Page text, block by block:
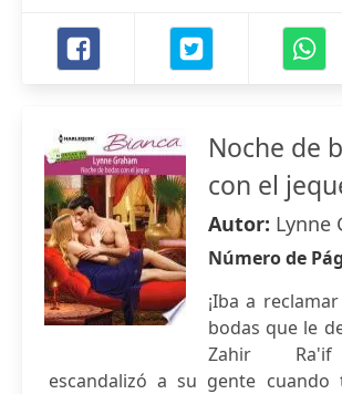
Noche de
con el
Autor: Lynne
Número de
¡Iba a
bodas que le
Zahir Ra'if
escandalizó a su gente